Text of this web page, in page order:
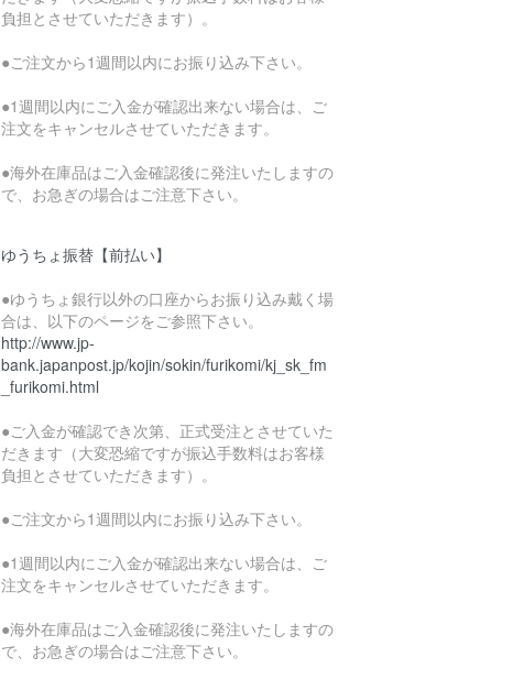
負担とさせていただきます）。
●ご注文から1週間以内にお振り込み下さい。
●1週間以内にご入金が確認出来ない場合は、ご
注文をキャンセルさせていただきます。
●海外在庫品はご入金確認後に発注いたしますの
で、お急ぎの場合はご注意下さい。
ゆうちょ振替【前払い】
●ゆうちょ銀行以外の口座からお振り込み戴く場
合は、以下のページをご参照下さい。
http://www.jp-
bank.japanpost.jp/kojin/sokin/furikomi/kj_sk_fm
_furikomi.html
●ご入金が確認でき次第、正式受注とさせていた
だきます（大変恐縮ですが振込手数料はお客様
負担とさせていただきます）。
●ご注文から1週間以内にお振り込み下さい。
●1週間以内にご入金が確認出来ない場合は、ご
注文をキャンセルさせていただきます。
●海外在庫品はご入金確認後に発注いたしますの
で、お急ぎの場合はご注意下さい。